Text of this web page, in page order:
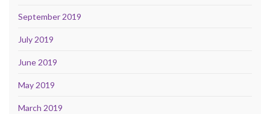
September 2019
July 2019
June 2019
May 2019
March 2019